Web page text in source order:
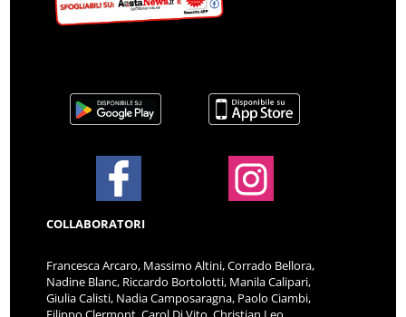
COLLABORATORI
Francesca Arcaro, Massimo Altini, Corrado Bellora,
Nadine Blanc, Riccardo Bortolotti, Manila Calipari,
Giulia Calisti, Nadia Camposaragna, Paolo Ciambi,